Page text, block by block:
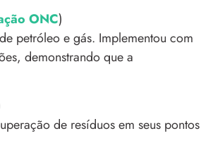
ONC)
petróleo e gás. Implementou com
demonstrando que a
de resíduos em seus pontos